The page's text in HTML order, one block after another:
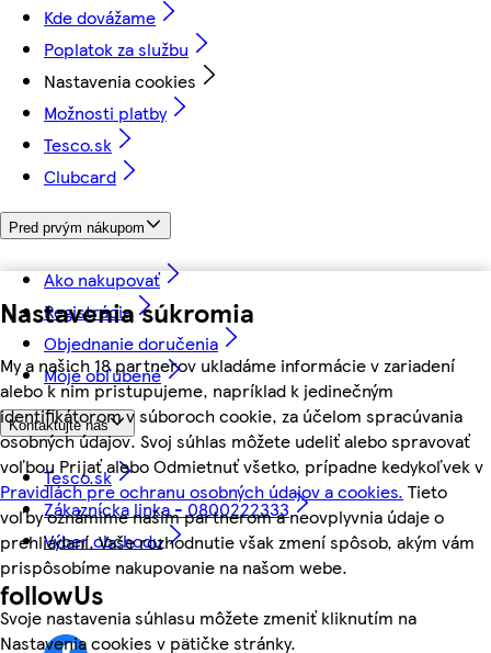
Nastavenia súkromia
My a našich 18 partnerov ukladáme informácie v zariadení
alebo k nim pristupujeme, napríklad k jedinečným
identifikátorom v súboroch cookie, za účelom spracúvania
osobných údajov. Svoj súhlas môžete udeliť alebo spravovať
voľbou Prijať alebo Odmietnuť všetko, prípadne kedykoľvek v
Pravidlách pre ochranu osobných údajov a cookies. Tieto
voľby oznámime našim partnerom a neovplyvnia údaje o
prehliadaní. Vaše rozhodnutie však zmení spôsob, akým vám
prispôsobíme nakupovanie na našom webe.
Svoje nastavenia súhlasu môžete zmeniť kliknutím na
Nastavenia cookies v pätičke stránky.
Kde dovážame
Poplatok za službu
Nastavenia cookies
Možnosti platby
Tesco.sk
Clubcard
Pred prvým nákupom
Ako nakupovať
Registrácia
Objednanie doručenia
Moje obľúbené
Kontaktujte nás
Tesco.sk
Zákaznícka linka - 0800222333
Výber obchodu
followUs